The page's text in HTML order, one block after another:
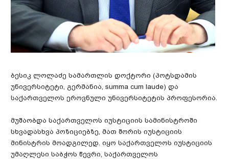
ბესიკ ლოლაძე სამართლის დოქტორი (პოტსდამის
უნივერსიტეტი, გერმანია, summa cum laude) და
საქართველოს ეროვნული უნივერსიტეტის პროფესორია.
მუშაობდა საქართველოს იუსტიციის სამინისტროში
სხვადასხვა პოზიციებზე, მათ შორის იუსტიციის
მინისტრის მოადგილედ. იყო საქართველოს იუსტიციის
უმაღლესი საბჭოს წევრი, საქართველოს